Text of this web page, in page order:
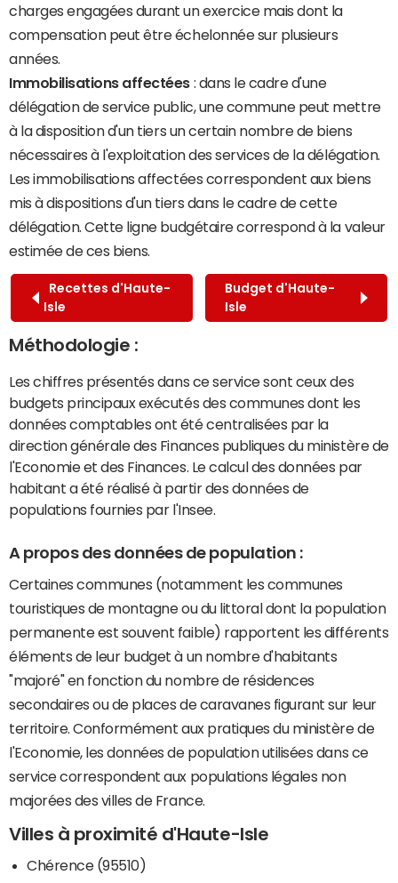
charges engagées durant un exercice mais dont la
compensation peut être échelonnée sur plusieurs
années.
Immobilisations affectées : dans le cadre d'une
délégation de service public, une commune peut mettre
à la disposition d'un tiers un certain nombre de biens
nécessaires à l'exploitation des services de la délégation.
Les immobilisations affectées correspondent aux biens
mis à dispositions d'un tiers dans le cadre de cette
délégation. Cette ligne budgétaire correspond à la valeur
estimée de ces biens.
Recettes d'Haute-
Isle
Budget d'Haute-
Isle
Méthodologie :
Les chiffres présentés dans ce service sont ceux des
budgets principaux exécutés des communes dont les
données comptables ont été centralisées par la
direction générale des Finances publiques du ministère de
l'Economie et des Finances. Le calcul des données par
habitant a été réalisé à partir des données de
populations fournies par l'Insee.
A propos des données de population :
Certaines communes (notamment les communes
touristiques de montagne ou du littoral dont la population
permanente est souvent faible) rapportent les différents
éléments de leur budget à un nombre d'habitants
"majoré" en fonction du nombre de résidences
secondaires ou de places de caravanes figurant sur leur
territoire. Conformément aux pratiques du ministère de
l'Economie, les données de population utilisées dans ce
service correspondent aux populations légales non
majorées des villes de France.
Villes à proximité d'Haute-Isle
Chérence (95510)